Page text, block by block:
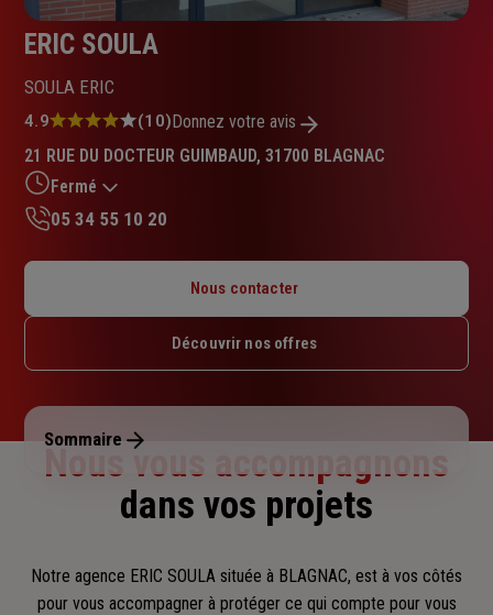
ERIC SOULA
SOULA ERIC
Note
4.9
sur
5
étoiles
4.9 (10)Donnez votre avis
21 RUE DU DOCTEUR GUIMBAUD, 31700 BLAGNAC
Fermé
Mardi : 09h – 12h30 / 13h30 – 17h45
Jeudi : 09h – 12h30 / 13h30 – 17h45
Dimanche : Fermé
05 34 55 10 20
Nous contacter
Découvrir nos offres
Sommaire
Nous vous accompagnons
dans vos projets
Notre agence ERIC SOULA située à BLAGNAC, est à vos côtés
pour vous accompagner à protéger ce qui compte pour vous